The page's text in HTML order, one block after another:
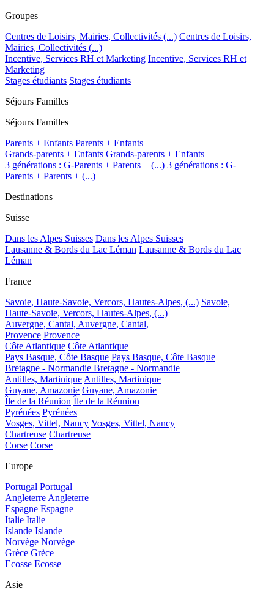
Groupes
Centres de Loisirs, Mairies, Collectivités (...) Centres de Loisirs,
Mairies, Collectivités (...)
Incentive, Services RH et Marketing Incentive, Services RH et
Marketing
Stages étudiants Stages étudiants
Séjours Familles
Séjours Familles
Parents + Enfants Parents + Enfants
Grands-parents + Enfants Grands-parents + Enfants
3 générations : G-Parents + Parents + (...) 3 générations : G-
Parents + Parents + (...)
Destinations
Suisse
Dans les Alpes Suisses Dans les Alpes Suisses
Lausanne & Bords du Lac Léman Lausanne & Bords du Lac
Léman
France
Savoie, Haute-Savoie, Vercors, Hautes-Alpes, (...) Savoie,
Haute-Savoie, Vercors, Hautes-Alpes, (...)
Auvergne, Cantal, Auvergne, Cantal,
Provence Provence
Côte Atlantique Côte Atlantique
Pays Basque, Côte Basque Pays Basque, Côte Basque
Bretagne - Normandie Bretagne - Normandie
Antilles, Martinique Antilles, Martinique
Guyane, Amazonie Guyane, Amazonie
Île de la Réunion Île de la Réunion
Pyrénées Pyrénées
Vosges, Vittel, Nancy Vosges, Vittel, Nancy
Chartreuse Chartreuse
Corse Corse
Europe
Portugal Portugal
Angleterre Angleterre
Espagne Espagne
Italie Italie
Islande Islande
Norvège Norvège
Grèce Grèce
Ecosse Ecosse
Asie